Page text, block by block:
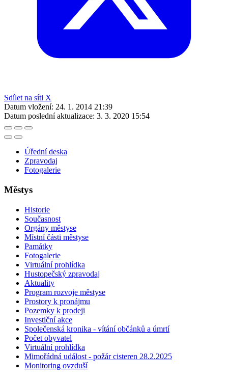
Sdílet na síti X
Datum vložení: 24. 1. 2014 21:39
Datum poslední aktualizace: 3. 3. 2020 15:54
Úřední deska
Zpravodaj
Fotogalerie
Městys
Historie
Současnost
Orgány městyse
Místní části městyse
Památky
Fotogalerie
Virtuální prohlídka
Hustopečský zpravodaj
Aktuality
Program rozvoje městyse
Prostory k pronájmu
Pozemky k prodeji
Investiční akce
Společenská kronika - vítání občánků a úmrtí
Počet obyvatel
Virtuální prohlídka
Mimořádná událost - požár cisteren 28.2.2025
Monitoring ovzduší